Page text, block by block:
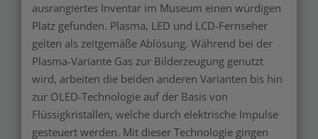
ausrangiertes Inventar im Museum einen würdigen
Platz gefunden. Plasma, LED und LCD-Fernseher
gelten als zeitgemäße Ablösung. Während bei der
Plasma-Variante Gas zur Bilderzeugung genutzt
wird, arbeiten die beiden anderen Varianten bis hin
zur OLED-Technologie auf der Basis von
Flüssigkristallen, welche durch elektrische Impulse
gesteuert werden. Mit dieser Technologie gingen